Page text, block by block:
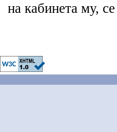
на кабинета му,